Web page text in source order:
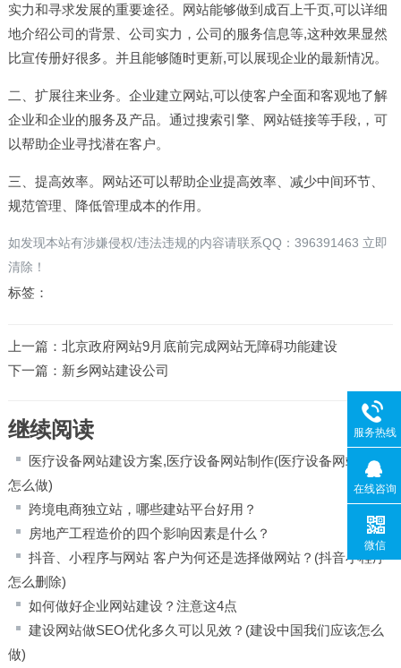
实力和寻求发展的重要途径。网站能够做到成百上千页,可以详细
地介绍公司的背景、公司实力，公司的服务信息等,这种效果显然
比宣传册好很多。并且能够随时更新,可以展现企业的最新情况。
二、扩展往来业务。企业建立网站,可以使客户全面和客观地了解
企业和企业的服务及产品。通过搜索引擎、网站链接等手段,，可
以帮助企业寻找潜在客户。
三、提高效率。网站还可以帮助企业提高效率、减少中间环节、
规范管理、降低管理成本的作用。
如发现本站有涉嫌侵权/违法违规的内容请联系QQ：396391463 立即
清除！
标签：
上一篇： 北京政府网站9月底前完成网站无障碍功能建设
下一篇： 新乡网站建设公司
继续阅读
医疗设备网站建设方案,医疗设备网站制作(医疗设备网站建设
怎么做)
跨境电商独立站，哪些建站平台好用？
房地产工程造价的四个影响因素是什么？
抖音、小程序与网站 客户为何还是选择做网站？(抖音小程序
怎么删除)
如何做好企业网站建设？注意这4点
建设网站做SEO优化多久可以见效？(建设中国我们应该怎么
做)
服务热线
在线咨询
微信